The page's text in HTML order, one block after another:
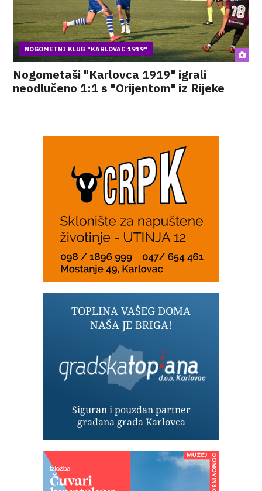
NOGOMETNI KLUB "KARLOVAC 1919"
Nogometaši "Karlovca 1919" igrali
neodlučeno 1:1 s "Orijentom" iz Rijeke